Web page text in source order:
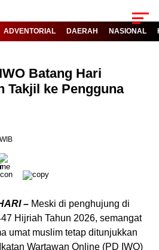
ADVENTORIAL DAERAH NASIONAL
Batang Hari
Takjil ke Pengguna
– Meski di penghujung di
Hijriah Tahun 2026, semangat
umat muslim tetap ditunjukkan
Wartawan Online (PD IWO)